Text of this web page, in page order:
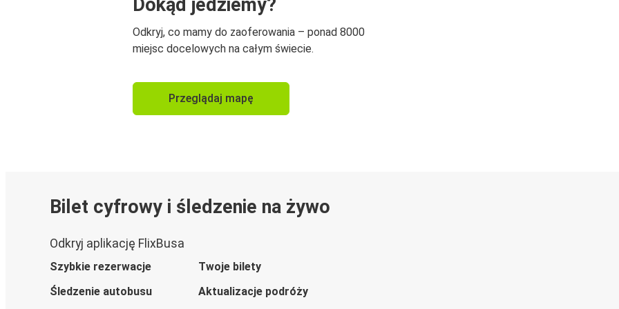
Dokąd jedziemy?
Odkryj, co mamy do zaoferowania – ponad 8000
miejsc docelowych na całym świecie.
Przeglądaj mapę
Bilet cyfrowy i śledzenie na żywo
Odkryj aplikację FlixBusa
Szybkie rezerwacje
Twoje bilety
Śledzenie autobusu
Aktualizacje podróży